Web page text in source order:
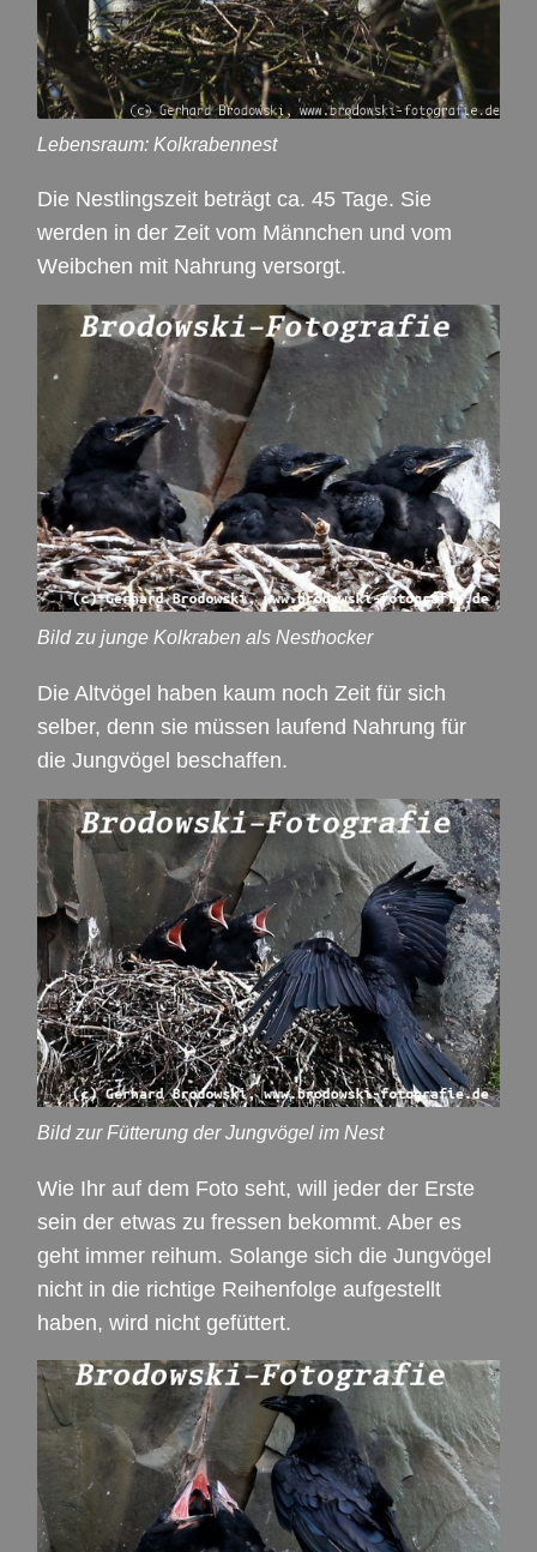
Lebensraum: Kolkrabennest
Die Nestlingszeit beträgt ca. 45 Tage. Sie
werden in der Zeit vom Männchen und vom
Weibchen mit Nahrung versorgt.
Bild zu junge Kolkraben als Nesthocker
Die Altvögel haben kaum noch Zeit für sich
selber, denn sie müssen laufend Nahrung für
die Jungvögel beschaffen.
Bild zur Fütterung der Jungvögel im Nest
Wie Ihr auf dem Foto seht, will jeder der Erste
sein der etwas zu fressen bekommt. Aber es
geht immer reihum. Solange sich die Jungvögel
nicht in die richtige Reihenfolge aufgestellt
haben, wird nicht gefüttert.